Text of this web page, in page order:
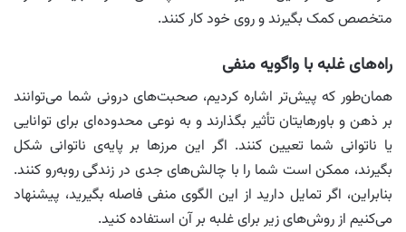
متخصص کمک بگیرند و روی خود کار کنند.
راه‌های غلبه با واگویه منفی
همان‌طور که پیش‌تر اشاره کردیم، صحبت‌های درونی شما می‌توانند
بر ذهن و باورهایتان تأثیر بگذارند و به نوعی محدوده‌ای برای توانایی
یا ناتوانی شما تعیین کنند. اگر این مرزها بر پایه‌ی ناتوانی شکل
بگیرند، ممکن است شما را با چالش‌های جدی در زندگی روبه‌رو کنند.
بنابراین، اگر تمایل دارید از این الگوی منفی فاصله بگیرید، پیشنهاد
می‌کنیم از روش‌های زیر برای غلبه بر آن استفاده کنید.